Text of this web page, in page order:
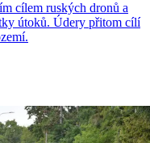
cílem ruských dronů a
útoků. Údery přitom cílí